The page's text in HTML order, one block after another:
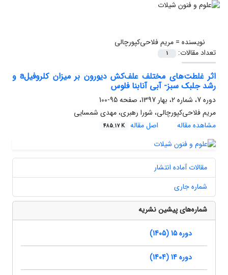
نویسنده =مریم فلاحی‌کپورچالی
تعداد مقالات:
1
اثر غلطت‌های مختلف علف‌کش دیورون بر میزان کلروفیلa و
رشد جلبک سبز- آبی آنابنا فلوس
دوره 7، شماره 2، بهار 1397، صفحه
95-100
مریم فلاحی‌کپورچالی، شورا رهبری، مهدی شمسایی
مشاهده مقاله
اصل مقاله 485.17 K
مقالات آماده انتشار
شماره جاری
شماره‌های پیشین نشریه
دوره 15 (1405)
دوره 14 (1404)